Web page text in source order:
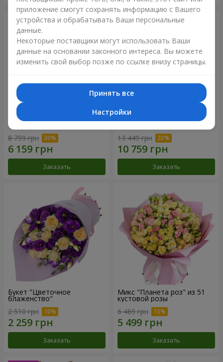
Букет "Сила Любви!"
8 799 грн
Заказать
Романтический букет
13 449 грн
Заказать
Букет "Цветочное
блаженство"
2 510 грн
Заказать
Микс "Планета роз" из 51
кустовой розы
6 469 грн
Заказать
приложение смогут сохранять информацию с Вашего
устройства и обрабатывать Ваши персональные
данные.
Некоторые поставщики могут использовать Ваши
данные на основании законного интереса. Вы можете
изменить свой выбор позже по ссылке внизу страницы.
Принять все
Настройки